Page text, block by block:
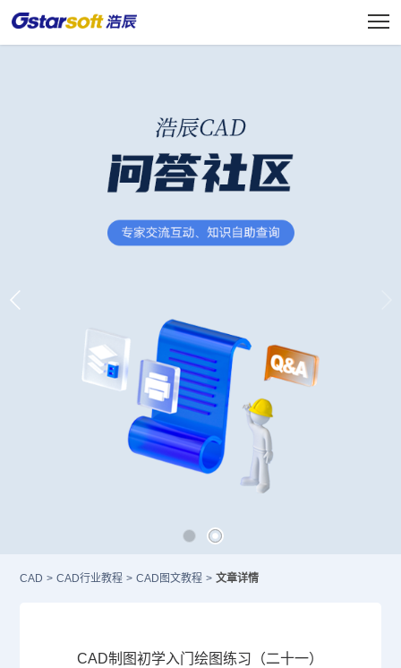
CAD > CAD行业教程 > CAD图文教程 > 文章详情
CAD制图初学入门绘图练习（二十一）